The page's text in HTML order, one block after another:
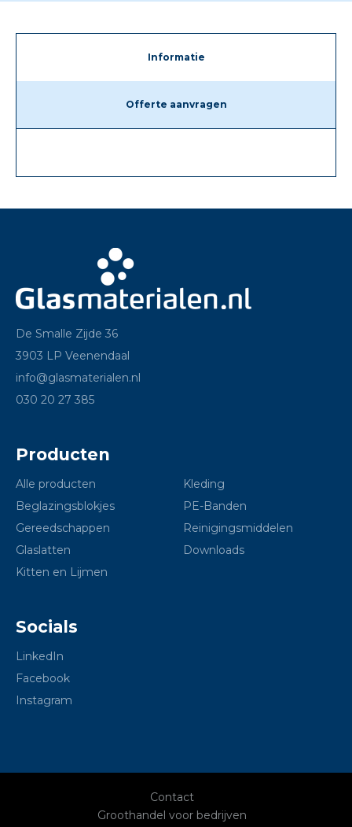
Informatie
Offerte aanvragen
De Smalle Zijde 36
3903 LP Veenendaal
info@glasmaterialen.nl
030 20 27 385
Producten
Alle producten
Beglazingsblokjes
Gereedschappen
Glaslatten
Kitten en Lijmen
Kleding
PE-Banden
Reinigingsmiddelen
Downloads
Socials
LinkedIn
Facebook
Instagram
Contact
Groothandel voor bedrijven